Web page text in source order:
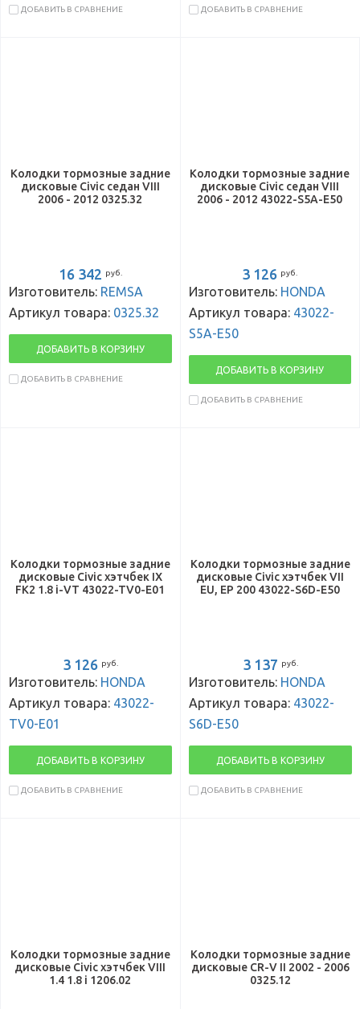
ДОБАВИТЬ В СРАВНЕНИЕ ДОБАВИТЬ В СРАВНЕНИЕ
Колодки тормозные задние
дисковые Civic седан VIII
2006 - 2012 0325.32
16 342 руб.
Изготовитель: REMSA
Артикул товара: 0325.32
ДОБАВИТЬ В КОРЗИНУ
ДОБАВИТЬ В СРАВНЕНИЕ
Колодки тормозные задние
дисковые Civic седан VIII
2006 - 2012 43022-S5A-E50
3 126 руб.
Изготовитель: HONDA
Артикул товара: 43022-
S5A-E50
ДОБАВИТЬ В КОРЗИНУ
ДОБАВИТЬ В СРАВНЕНИЕ
Колодки тормозные задние
дисковые Civic хэтчбек IX
FK2 1.8 i-VT 43022-TV0-E01
3 126 руб.
Изготовитель: HONDA
Артикул товара: 43022-
TV0-E01
ДОБАВИТЬ В КОРЗИНУ
ДОБАВИТЬ В СРАВНЕНИЕ
Колодки тормозные задние
дисковые Civic хэтчбек VII
EU, EP 200 43022-S6D-E50
3 137 руб.
Изготовитель: HONDA
Артикул товара: 43022-
S6D-E50
ДОБАВИТЬ В КОРЗИНУ
ДОБАВИТЬ В СРАВНЕНИЕ
Колодки тормозные задние
дисковые Civic хэтчбек VIII
1.4 1.8 i 1206.02
Колодки тормозные задние
дисковые CR-V II 2002 - 2006
0325.12